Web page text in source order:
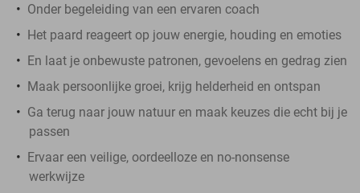
Onder begeleiding van een ervaren coach
Het paard reageert op jouw energie, houding en emoties
En laat je onbewuste patronen, gevoelens en gedrag zien
Maak persoonlijke groei, krijg helderheid en ontspan
Ga terug naar jouw natuur en maak keuzes die echt bij je
passen
Ervaar een veilige, oordeelloze en no-nonsense
werkwijze